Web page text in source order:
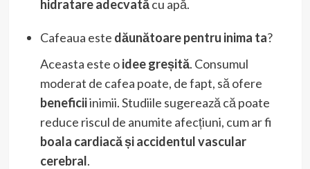
hidratare adecvatăcu apă.
Cafeaua este dăunătoare pentru inima ta?
Aceasta este oidee greșită. Consumul
moderat de cafea poate, de fapt, să ofere
beneficiiinimii. Studiile sugerează că poate
reduce riscul de anumite afecțiuni, cum ar fi
boala cardiacă și accidentul vascular
cerebral.